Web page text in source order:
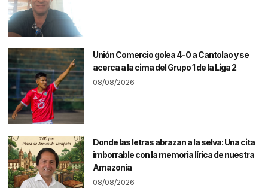
Unión Comercio golea 4-0 a Cantolao y se
acerca a la cima del Grupo 1 de la Liga 2
08/08/2026
Donde las letras abrazan a la selva: Una cita
imborrable con la memoria lírica de nuestra
Amazonía
08/08/2026